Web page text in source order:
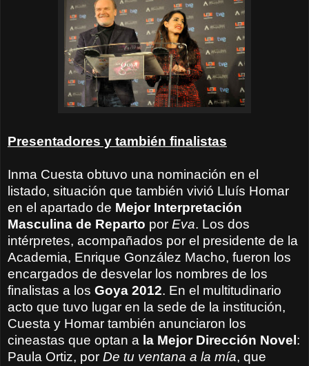
Presentadores y también finalistas
Inma Cuesta obtuvo una nominación en el
listado, situación que también vivió Lluís Homar
en el apartado de Mejor Interpretación
Masculina de Reparto por Eva. Los dos
intérpretes, acompañados por el presidente de la
Academia, Enrique González Macho, fueron los
encargados de desvelar los nombres de los
finalistas a los Goya 2012. En el multitudinario
acto que tuvo lugar en la sede de la institución,
Cuesta y Homar también anunciaron los
cineastas que optan a la Mejor Dirección Novel:
Paula Ortiz, por De tu ventana a la mía, que